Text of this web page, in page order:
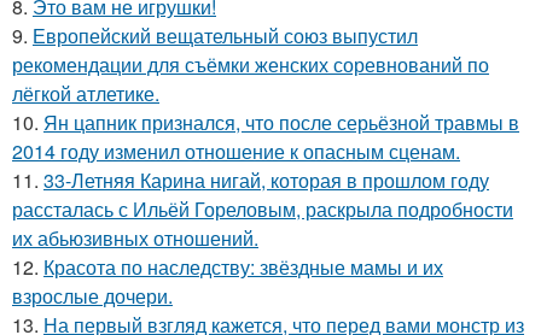
8. Это вам не игрушки!
9. Европейский вещательный союз выпустил
рекомендации для съёмки женских соревнований по
лёгкой атлетике.
10. Ян цапник признался, что после серьёзной травмы в
2014 году изменил отношение к опасным сценам.
11. 33-Летняя Карина нигай, которая в прошлом году
рассталась с Ильёй Гореловым, раскрыла подробности
их абьюзивных отношений.
12. Красота по наследству: звёздные мамы и их
взрослые дочери.
13. На первый взгляд кажется, что перед вами монстр из